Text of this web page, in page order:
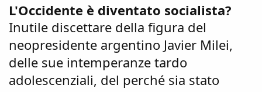
L'Occidente è diventato socialista?
Inutile discettare della figura del
neopresidente argentino Javier Milei,
delle sue intemperanze tardo
adolescenziali, del perché sia stato